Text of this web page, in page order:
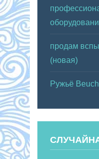
продам
(новая)
Ружьё